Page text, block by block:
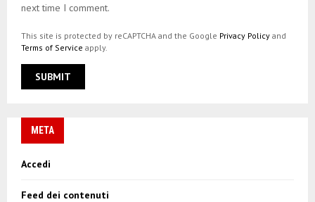
next time I comment.
This site is protected by reCAPTCHA and the Google Privacy Policy and
Terms of Service apply.
META
Accedi
Feed dei contenuti